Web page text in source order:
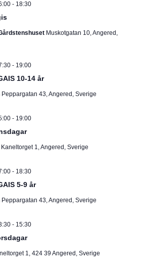
- 18:30
Muskotgatan 10, Angered,
10-14 år
- 19:00
Peppargatan 43, Angered, Sverige
- 19:00
Kaneltorget 1, Angered, Sverige
5-9 år
- 18:30
Peppargatan 43, Angered, Sverige
- 15:30
1, 424 39 Angered, Sverige